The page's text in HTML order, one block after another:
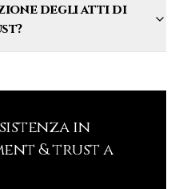
degli atti di
in
& trusta